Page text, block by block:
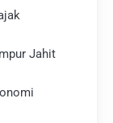
Jahit